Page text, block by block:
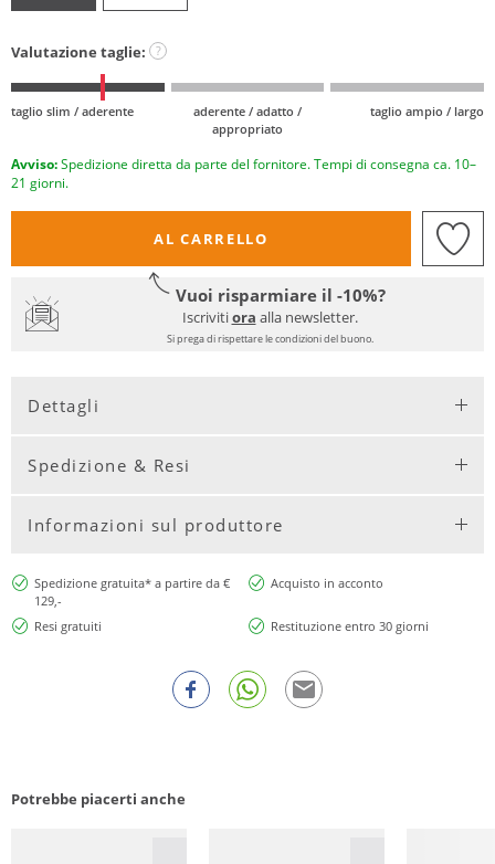
Valutazione taglie: ?
taglio slim / aderente
aderente / adatto /
appropriato
taglio ampio / largo
Avviso: Spedizione diretta da parte del fornitore. Tempi di consegna ca. 10–
21 giorni.
AL CARRELLO
Vuoi risparmiare il -10%?
Iscrivitiora alla newsletter.
Si prega di rispettare le condizioni del buono.
Dettagli
Spedizione & Resi
Informazioni sul produttore
Spedizione gratuita* a partire da €
129,-
Acquisto in acconto
Resi gratuiti Restituzione entro 30 giorni
Potrebbe piacerti anche